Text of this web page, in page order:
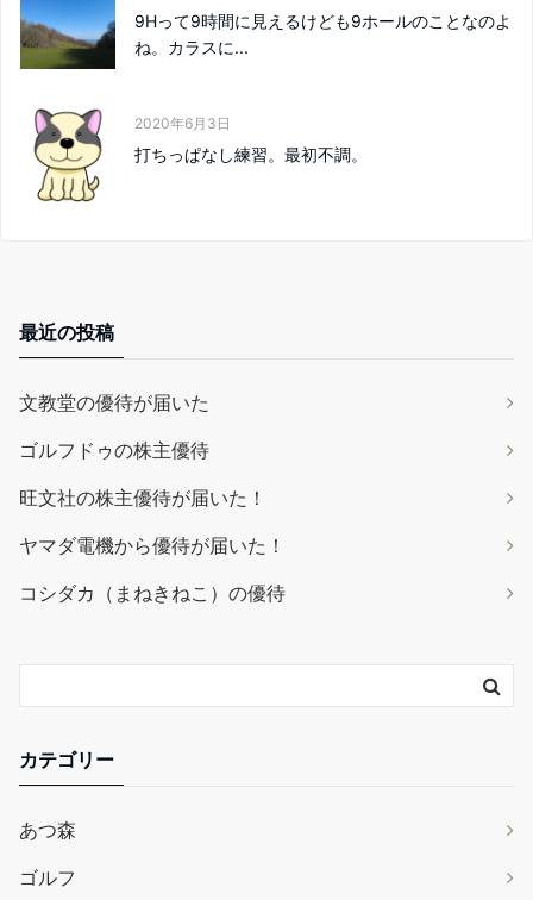
9Hって9時間に見えるけども9ホールのことなのよ
ね。カラスに...
2020年6月3日
打ちっぱなし練習。最初不調。
最近の投稿
文教堂の優待が届いた
ゴルフドゥの株主優待
旺文社の株主優待が届いた！
ヤマダ電機から優待が届いた！
コシダカ（まねきねこ）の優待
カテゴリー
あつ森
ゴルフ